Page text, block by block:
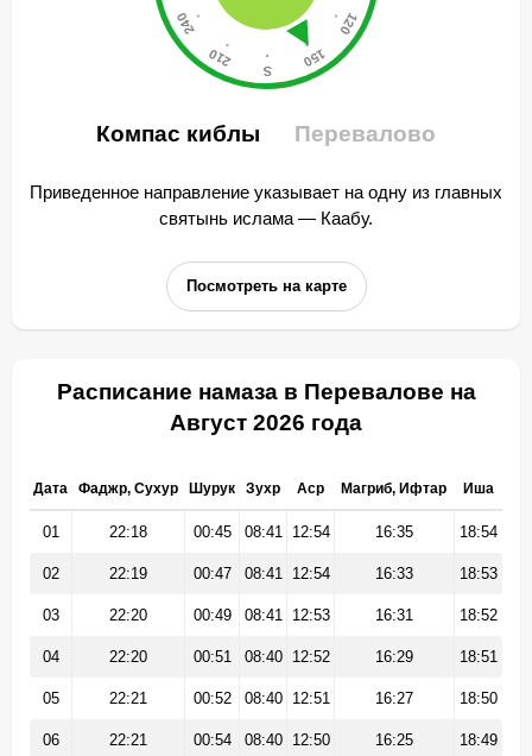
Компас киблы Перевалово
Приведенное направление указывает на одну из главных
святынь ислама — Каабу.
Посмотреть на карте
Расписание намаза в Перевалове на
Август 2026 года
Дата Фаджр, Сухур Шурук Зухр Аср Магриб, Ифтар Иша
01 22:18 00:45 08:41 12:54 16:35 18:54
02 22:19 00:47 08:41 12:54 16:33 18:53
03 22:20 00:49 08:41 12:53 16:31 18:52
04 22:20 00:51 08:40 12:52 16:29 18:51
05 22:21 00:52 08:40 12:51 16:27 18:50
06 22:21 00:54 08:40 12:50 16:25 18:49